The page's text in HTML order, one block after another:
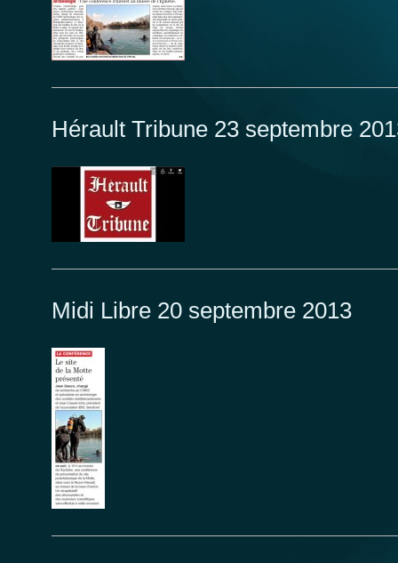
Hérault Tribune 23 septembre
Midi Libre 20 septembre 2013